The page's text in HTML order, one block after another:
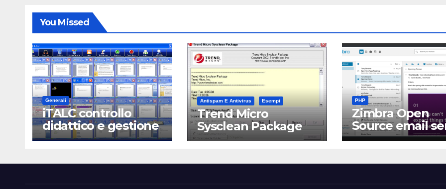
You Missed
Generali
iTALC controllo
didattico e gestione
LAN scolastica
Antispam E Antivirus Esempi
Trend Micro
Sysclean Package
PHP
Zimbra Open
Source email
software